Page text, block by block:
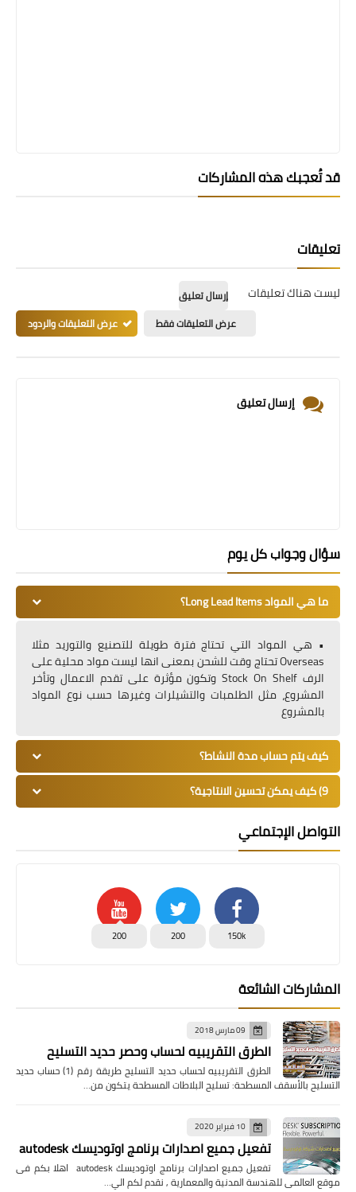
قد تُعجبك هذه المشاركات
تعليقات
ليست هناك تعليقات
إرسال تعليق
عرض التعليقات فقط
عرض التعليقات والردود
إرسال تعليق
سؤال وجواب كل يوم
ما هي المواد Long Lead Items؟
• هي المواد التي تحتاج فترة طويلة للتصنيع والتوريد مثلا
Overseas تحتاج وقت للشحن بمعنى انها ليست مواد محلية على
الرف Stock On Shelf وتكون مؤثرة على تقدم الاعمال وتأخر
المشروع، مثل الطلمبات والتشيلرات وغيرها حسب نوع المواد
بالمشروع
كيف يتم حساب مدة النشاط؟
9) كيف يمكن تحسين الانتاجية؟
التواصل الإجتماعي
150k
200
200
المشاركات الشائعة
09 مارس 2018
الطرق التقريبيه لحساب وحصر حديد التسليح
الطرق التقريبيه لحساب حديد التسليح طريقة رقم (1) حساب حديد
التسليح بالأسقف المسطحة: تسليح البلاطات المسطحة يتكون من…
10 فبراير 2020
تفعيل جميع اصدارات برنامج اوتوديسك autodesk
تفعيل جميع اصدارات برنامج اوتوديسك autodesk اهلا بكم فى
موقع العالمى للهندسة المدنية والمعمارية , نقدم لكم الي…